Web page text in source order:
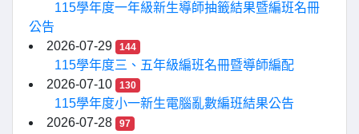
115學年度一年級新生導師抽籤結果暨編班名冊
公告
2026-07-29
144
115學年度三、五年級編班名冊暨導師編配
2026-07-10
130
115學年度小一新生電腦亂數編班結果公告
2026-07-28
97